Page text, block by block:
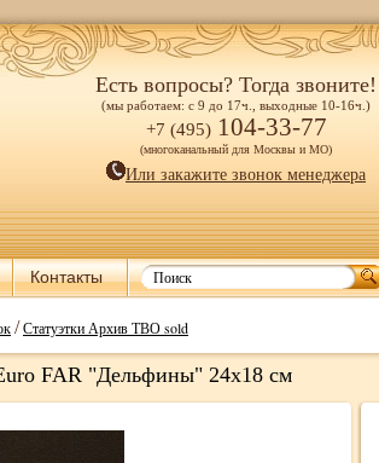
Есть вопросы? Тогда звоните!
(мы работаем: с 9 до 17ч., выходные 10-16ч.)
+7 (495) 104-33-77
(многоканальный для Москвы и МО)
Или закажите звонок менеджера
Контакты
/Статуэтки Архив ТВО sold
FAR "Дельфины" 24х18 см